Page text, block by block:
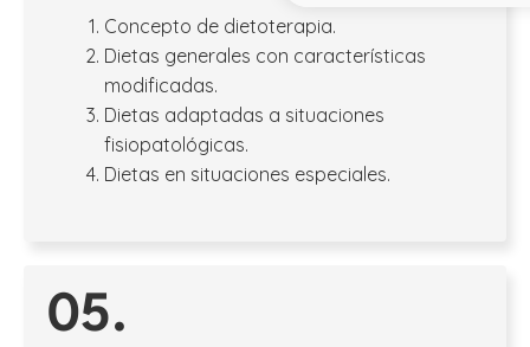
Concepto de dietoterapia.
Dietas generales con características
modificadas.
Dietas adaptadas a situaciones
fisiopatológicas.
Dietas en situaciones especiales.
05.